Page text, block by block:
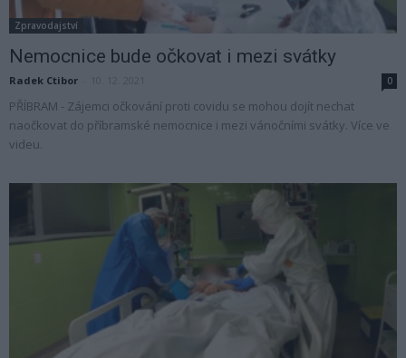
Zpravodajství
Nemocnice bude očkovat i mezi svátky
Radek Ctibor 0
PŘÍBRAM - Zájemci očkování proti covidu se mohou dojít nechat
naočkovat do příbramské nemocnice i mezi vánočními svátky. Více ve
videu.